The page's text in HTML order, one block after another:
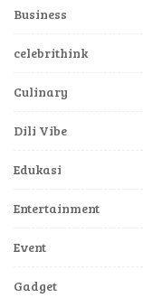
Business
celebrithink
Culinary
Dili Vibe
Edukasi
Entertainment
Event
Gadget